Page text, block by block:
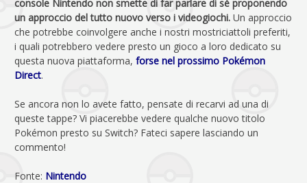
console Nintendo non smette di far parlare di sé proponendo
un approccio del tutto nuovo verso i videogiochi. Un approccio
che potrebbe coinvolgere anche i nostri mostriciattoli preferiti,
i quali potrebbero vedere presto un gioco a loro dedicato su
questa nuova piattaforma, forse nel prossimo Pokémon
Direct.
Se ancora non lo avete fatto, pensate di recarvi ad una di
queste tappe? Vi piacerebbe vedere qualche nuovo titolo
Pokémon presto su Switch? Fateci sapere lasciando un
commento!
Fonte: Nintendo